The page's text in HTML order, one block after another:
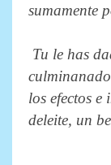
sumamente
Tu le has
los efectos e
deleite, un